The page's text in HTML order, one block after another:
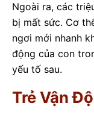
Ngoài ra, các
bị mất sức. Cơ
ngơi mới nhanh
động của con
yếu tố sau.
Trẻ Vận